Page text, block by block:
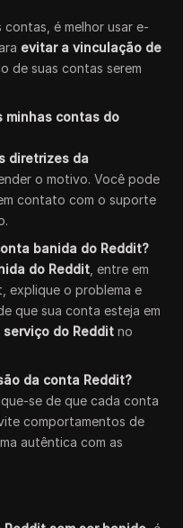
contas, é melhor usar e-
evitar a vinculação de
de suas contas serem
minhas contas do
diretrizes da
o motivo. Você pode
contato com o suporte
banida do Reddit?
do Reddit , entre em
explique o problema e
que sua conta esteja em
serviço do Reddit no
da conta Reddit?
se de que cada conta
comportamentos de
autêntica com as